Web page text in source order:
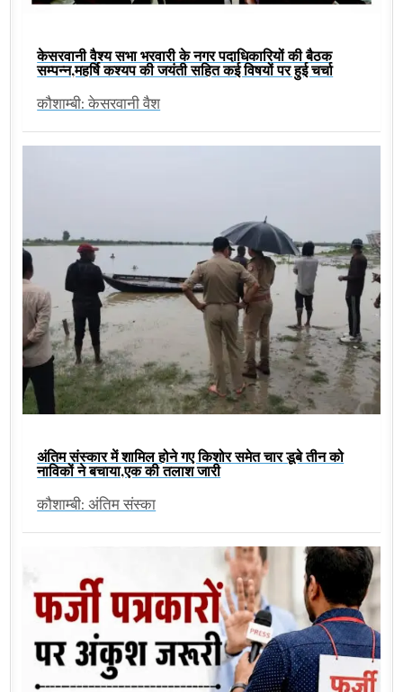
केसरवानी वैश्य सभा भरवारी के नगर पदाधिकारियों की बैठक
सम्पन्न,महर्षि कश्यप की जयंती सहित कई विषयों पर हुई चर्चा
कौशाम्बी: केसरवानी वैश
अंतिम संस्कार में शामिल होने गए किशोर समेत चार डूबे तीन को
नाविकों ने बचाया,एक की तलाश जारी
कौशाम्बी: अंतिम संस्का